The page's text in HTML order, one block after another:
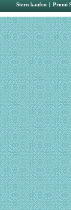
Stern kaufen | Promi